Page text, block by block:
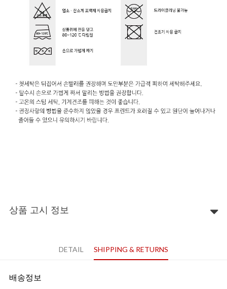
상품 고시 정보
DETAIL SHIPPING & RETURNS
배송정보